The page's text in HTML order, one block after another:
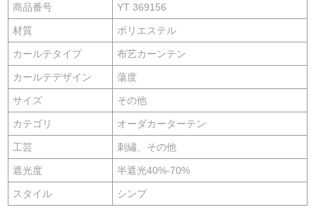
商品番号 YT 369156
材質 ポリエステル
カールテタイプ 布艺カーンテン
カールテデザイン 蕩度
サイズ その他
カテゴリ オーダカーターテン
工芸 刺繡、その他
遮光度 半遮光40%-70%
スタイル シンプ